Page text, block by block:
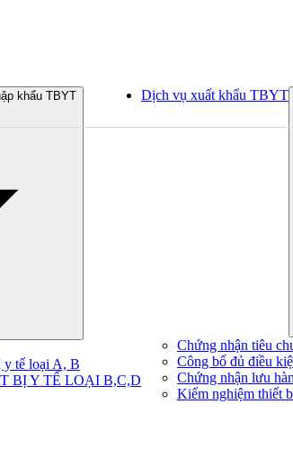
khẩu TBYT
y tế loại A, B
BỊ Y TẾ LOẠI B,C,D
Dịch vụ xuất khẩu TBYT
Chứng nhận tiêu
Công bố đủ điều
Chứng nhận lưu
Kiểm nghiệm thiết